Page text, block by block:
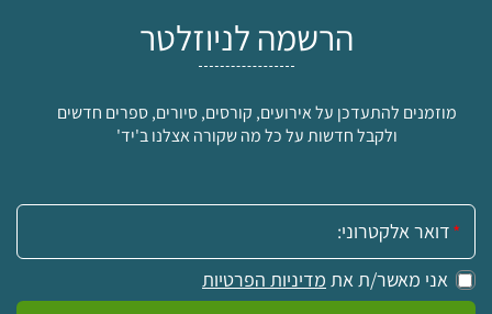
הרשמה לניוזלטר
מוזמנים להתעדכן על אירועים, קורסים, סיורים, ספרים חדשים
ולקבל חדשות על כל מה שקורה אצלנו ב'יד'
אימייל:
אני מאשר/ת את מדיניות הפרטיות